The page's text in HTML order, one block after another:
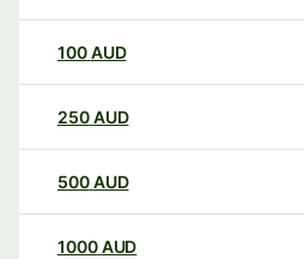
100AUD
250AUD
500AUD
1000AUD